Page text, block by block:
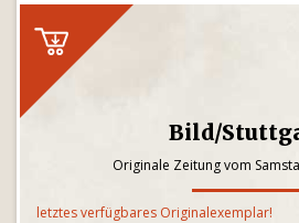
Bild/
Originale Zeitung vom
letztes verfügbares Originalexemplar!